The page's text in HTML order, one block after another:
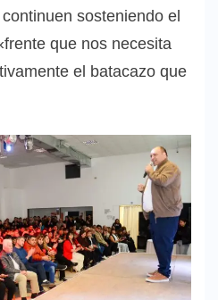
sosteniendo el
que nos necesita
el batacazo que